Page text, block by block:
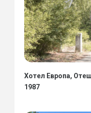
Хотел Европа,
1987